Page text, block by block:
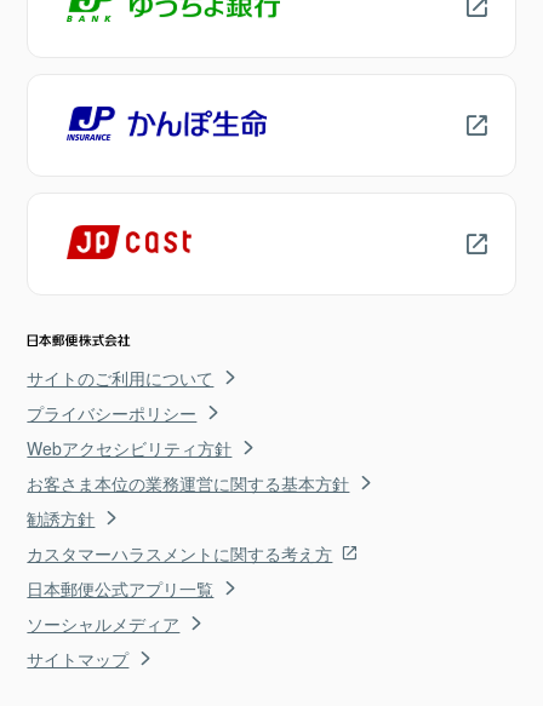
サイトのご利用について
プライバシーポリシー
Webアクセシビリティ方針
お客さま本位の業務運営に関する基本方針
勧誘方針
カスタマーハラスメントに関する考え方
日本郵便公式アプリ一覧
ソーシャルメディア
サイトマップ